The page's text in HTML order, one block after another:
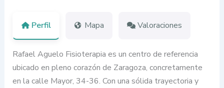
Perfil Mapa Valoraciones
Rafael Aguelo Fisioterapia es un centro de referencia
ubicado en pleno corazón de Zaragoza, concretamente
en la calle Mayor, 34-36. Con una sólida trayectoria y